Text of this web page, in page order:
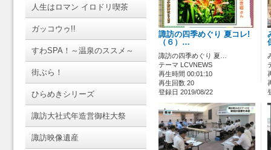
人生はロマン イロドリ喫茶
ガッコウゥ!!
すわSPA！～温泉のススメ～
街ぶら！
ひらめきシリーズ
諏訪大社式年造営御柱大祭
諏訪映像遺産
諏訪の四季めぐり 夏コレ!
（６）…
諏訪の四季めぐり 夏…
テーマ LCVNEWS
再生時間 00:01:10
再生回数 20
登録日 2019/08/22